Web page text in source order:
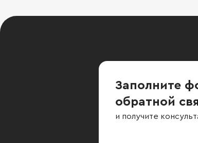
Заполните
обратной
и получите